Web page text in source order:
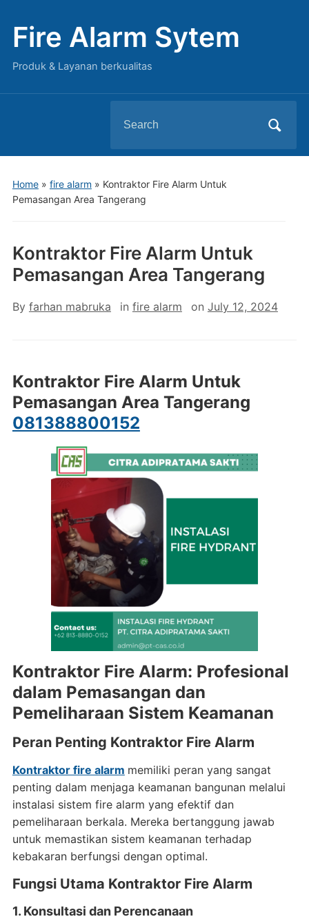
Fire Alarm Sytem
Produk & Layanan berkualitas
for:
Home» fire alarm » Kontraktor Fire Alarm Untuk
Pemasangan Area Tangerang
Kontraktor Fire Alarm Untuk
Pemasangan Area Tangerang
By farhan mabruka in fire alarm on July 12, 2024
Kontraktor Fire Alarm Untuk
Pemasangan Area Tangerang
081388800152
Kontraktor Fire Alarm: Profesional
dalam Pemasangan dan
Pemeliharaan Sistem Keamanan
Peran Penting Kontraktor Fire Alarm
Kontraktor fire alarm memiliki peran yang sangat
penting dalam menjaga keamanan bangunan melalui
instalasi sistem fire alarm yang efektif dan
pemeliharaan berkala. Mereka bertanggung jawab
untuk memastikan sistem keamanan terhadap
kebakaran berfungsi dengan optimal.
Fungsi Utama Kontraktor Fire Alarm
1. Konsultasi dan Perencanaan